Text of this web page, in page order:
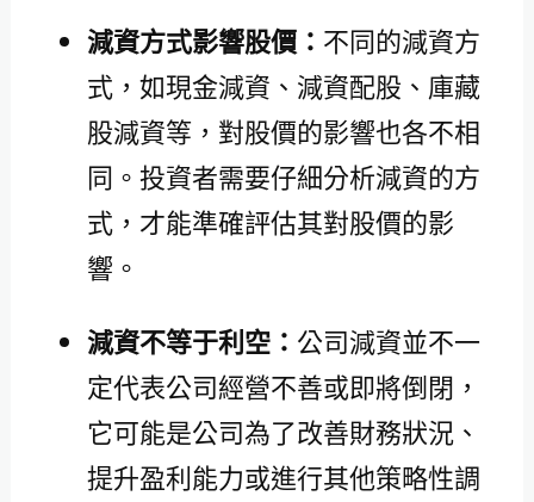
減資方式影響股價： 不同的減資方
式，如現金減資、減資配股、庫藏
股減資等，對股價的影響也各不相
同。投資者需要仔細分析減資的方
式，才能準確評估其對股價的影
響。
減資不等于利空： 公司減資並不一
定代表公司經營不善或即將倒閉，
它可能是公司為了改善財務狀況、
提升盈利能力或進行其他策略性調